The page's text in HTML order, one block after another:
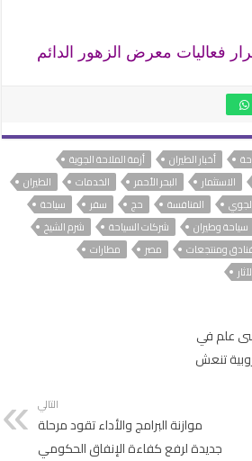
فعاليات معرض الزهور الدائم
أخبار الطيران
أزمة الملاحة الجوية
الاستثمار البحر الأحمر الخدمات
الطيران
المنافسة حج سفر
سياحة
سياحة وطيران شركات السياحة
شرم الشيخ
ومنتجعات مصر
مطارات
علم في
تنعش
التالي
موازنة البرامج والأداء تقود مرحلة
جديدة لرفع كفاءة الإنفاق الحكومي